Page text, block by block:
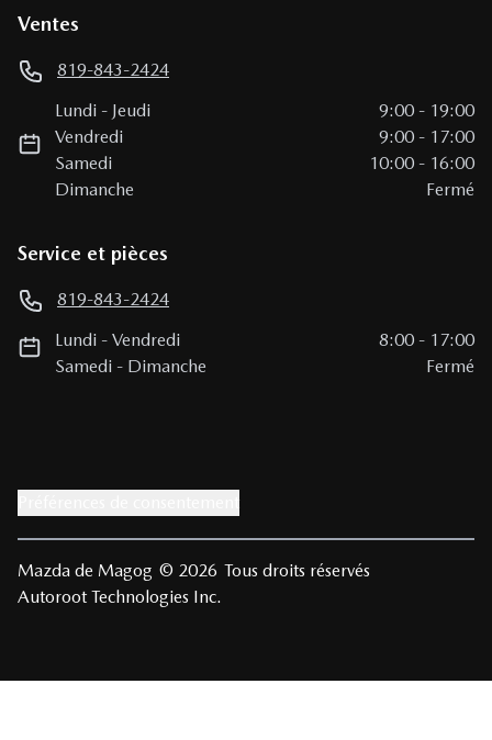
Ventes
819-843-2424
Lundi - Jeudi 9:00 - 19:00
Vendredi
9:00 - 17:00
Samedi
10:00 - 16:00
Dimanche
Fermé
Service et pièces
819-843-2424
Lundi -Vendredi 8:00 - 17:00
Samedi - Dimanche Fermé
Mazda de Magog © 2026 Tous droits réservés
Autoroot Technologies Inc.